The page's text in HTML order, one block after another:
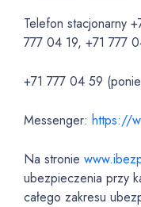
Telefon stacjonarny
777 04 19, +71 777
+71 777 04 59
Messenger: https://
Na stronie
ubezpieczenia przy
całego zakresu